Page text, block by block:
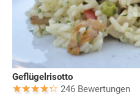
Geflügelrisotto
246 Bewertungen